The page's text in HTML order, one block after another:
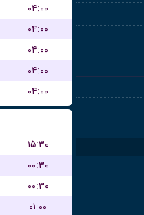
۰۴:۰۰
۰۴:۰۰
۰۴:۰۰
۰۴:۰۰
۰۴:۰۰
۱۵:۳۰
۰۰:۳۰
۰۰:۳۰
۰۱:۰۰